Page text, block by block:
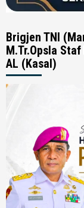
Brigjen TNI
M.Tr.Opsla
AL (Kasal)